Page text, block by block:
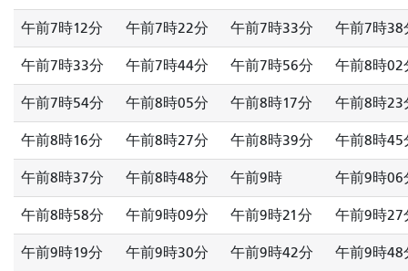
午前7時12分 午前7時22分 午前7時33分 午前7時38
午前7時33分 午前7時44分 午前7時56分 午前8時02
午前7時54分 午前8時05分 午前8時17分 午前8時23
午前8時16分 午前8時27分 午前8時39分 午前8時45
午前8時37分 午前8時48分 午前9時 午前9時06
午前8時58分 午前9時09分 午前9時21分 午前9時27
午前9時19分 午前9時30分 午前9時42分 午前9時48